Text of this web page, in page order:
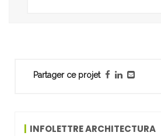
Partager ce projet
INFOLETTRE ARCHITECTURA